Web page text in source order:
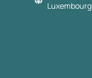
Luxembourg